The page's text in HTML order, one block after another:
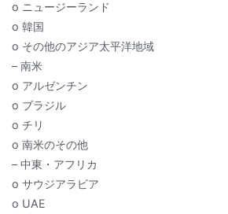
o ニュージーランド
o 韓国
o その他のアジア太平洋地域
– 南米
o アルゼンチン
o ブラジル
o チリ
o 南米のその他
– 中東・アフリカ
o サウジアラビア
o UAE